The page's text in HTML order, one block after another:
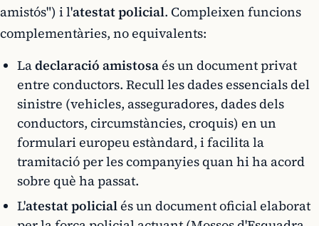
amistós") i l'atestat policial. Compleixen funcions
complementàries, no equivalents:
Ladeclaració amistosaés un document privat
entre conductors. Recull les dades essencials del
sinistre (vehicles, asseguradores, dades dels
conductors, circumstàncies, croquis) en un
formulari europeu estàndard, i facilita la
tramitació per les companyies quan hi ha acord
sobre què ha passat.
L'atestat policialés un document oficial elaborat